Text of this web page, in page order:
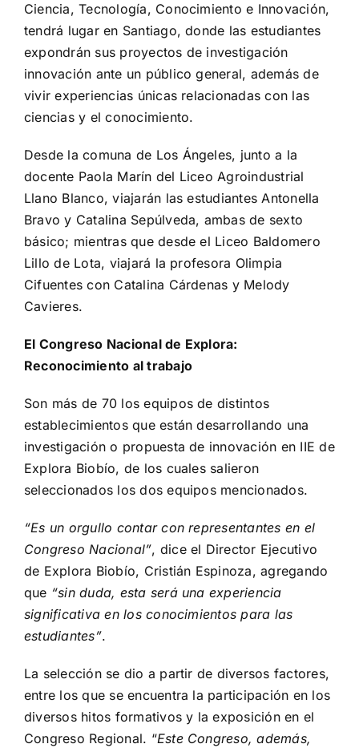
Ciencia, Tecnología, Conocimiento e Innovación,
tendrá lugar en Santiago, donde las estudiantes
expondrán sus proyectos de investigación
innovación ante un público general, además de
vivir experiencias únicas relacionadas con las
ciencias y el conocimiento.
Desde la comuna de Los Ángeles, junto a la
docente Paola Marín del Liceo Agroindustrial
Llano Blanco, viajarán las estudiantes Antonella
Bravo y Catalina Sepúlveda, ambas de sexto
básico; mientras que desde el Liceo Baldomero
Lillo de Lota, viajará la profesora Olimpia
Cifuentes con Catalina Cárdenas y Melody
Cavieres.
El Congreso Nacional de Explora:
Reconocimiento al trabajo
Son más de 70 los equipos de distintos
establecimientos que están desarrollando una
investigación o propuesta de innovación en IIE de
Explora Biobío, de los cuales salieron
seleccionados los dos equipos mencionados.
“Es un orgullo contar con representantes en el
Congreso Nacional”, dice el Director Ejecutivo
de Explora Biobío, Cristián Espinoza, agregando
que “sin duda, esta será una experiencia
significativa en los conocimientos para las
estudiantes”.
La selección se dio a partir de diversos factores,
entre los que se encuentra la participación en los
diversos hitos formativos y la exposición en el
Congreso Regional. “Este Congreso, además,